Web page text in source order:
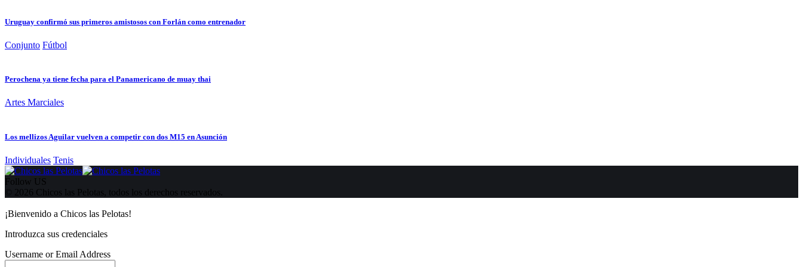
Uruguay confirmó sus primeros amistosos con Forlán como entrenador
Conjunto Fútbol
Perochena ya tiene fecha para el Panamericano de muay thai
Artes Marciales
Los mellizos Aguilar vuelven a competir con dos M15 en Asunción
Individuales Tenis
Follow US
© 2026 Chicos las Pelotas, todos los derechos reservados.
¡Bienvenido a Chicos las Pelotas!
Introduzca sus credenciales
Username or Email Address